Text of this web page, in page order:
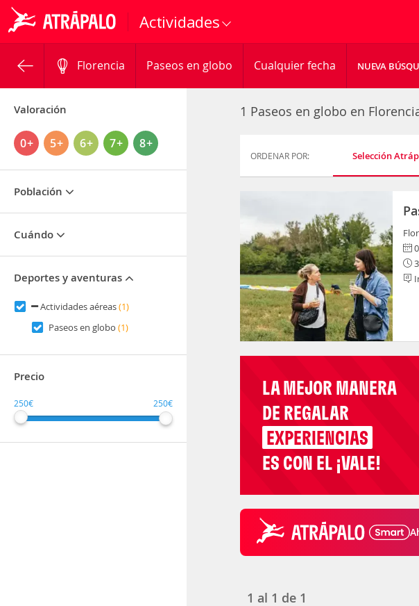
Actividades
Florencia Paseos en globo Cualquier fecha NUEVA
Valoración
0+ 5+ 6+ 7+ 8+
Población
Cuándo
Deportes y aventuras
Actividades aéreas(1)
Paseos en globo (1)
Precio
250€ 250€
1 Paseos en globo en
ORDENAR POR: Selección
LA MEJOR MANERA
DE REGALAR
EXPERIENCIAS
ES CON EL ¡VALE!
1 al 1 de 1